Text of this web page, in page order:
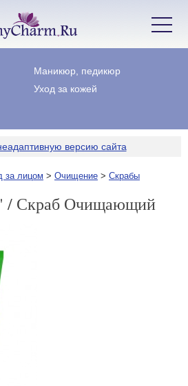
Маникюр, педикюр
Уход за кожей
версию сайта
за лицом > Очищение > Скрабы
/ Скраб Очищающий